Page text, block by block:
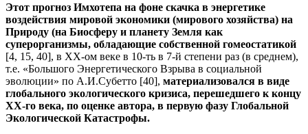
Этот прогноз Имхотепа на фоне скачка в энергетике
воздействия мировой экономики (мирового хозяйства) на
Природу (на Биосферу и планету Земля как
суперорганизмы, обладающие собственной гомеостатикой
[4, 15, 40], в ХХ-ом веке в 10-ть в 7-й степени раз (в среднем),
т.е. «Большого Энергетического Взрыва в социальной
эволюции» по А.И.Субетто [40], материализовался в виде
глобального экологического кризиса, перешедшего к концу
ХХ-го века, по оценке автора, в первую фазу Глобальной
Экологической Катастрофы.